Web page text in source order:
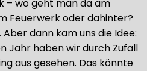
– wo geht man da am
Feuerwerk oder dahinter?
dann kam uns die Idee:
Jahr haben wir durch Zufall
aus gesehen. Das könnte